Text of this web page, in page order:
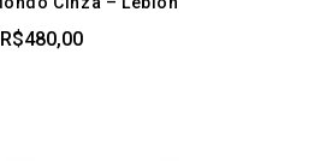
R$480,00